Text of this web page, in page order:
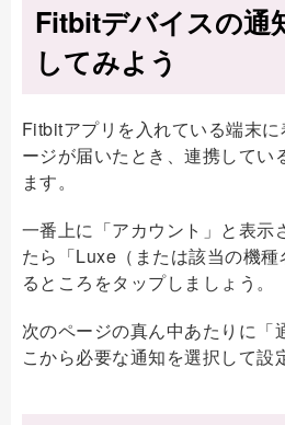
Fitbitデバイスの通
してみよう
Fitbitアプリを入れている端末
ージが届いたとき、連携してい
ます。
一番上に「アカウント」と表示
たら「Luxe（または該当の機
るところをタップしましょう。
次のページの真ん中あたりに「
こから必要な通知を選択して設